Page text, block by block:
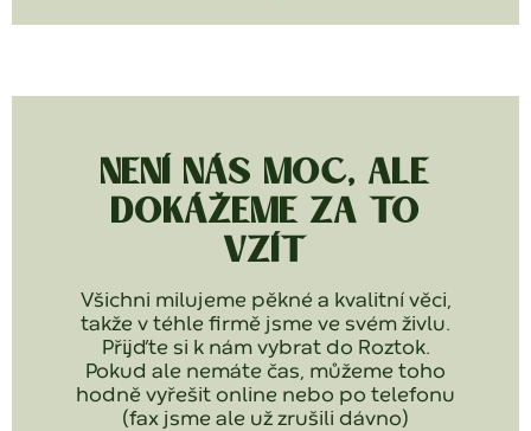
NENÍ NÁS MOC, ALE
DOKÁŽEME ZA TO
VZÍT
Všichni milujeme pěkné a kvalitní věci,
takže v téhle firmě jsme ve svém živlu.
Přijďte si k nám vybrat do Roztok.
Pokud ale nemáte čas, můžeme toho
hodně vyřešit online nebo po telefonu
(fax jsme ale už zrušili dávno)